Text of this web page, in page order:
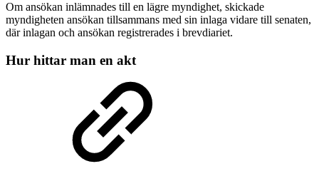
Om ansökan inlämnades till en lägre myndighet, skickade
myndigheten ansökan tillsammans med sin inlaga vidare till senaten,
där inlagan och ansökan registrerades i brevdiariet.
Hur hittar man en akt